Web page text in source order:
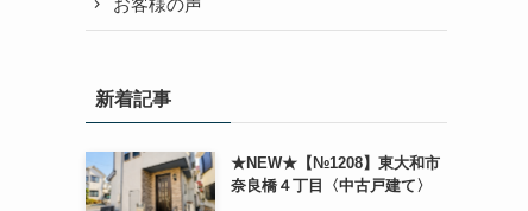
新着記事
★NEW★【№1208】東大和市
奈良橋４丁目〈中古戸建て〉